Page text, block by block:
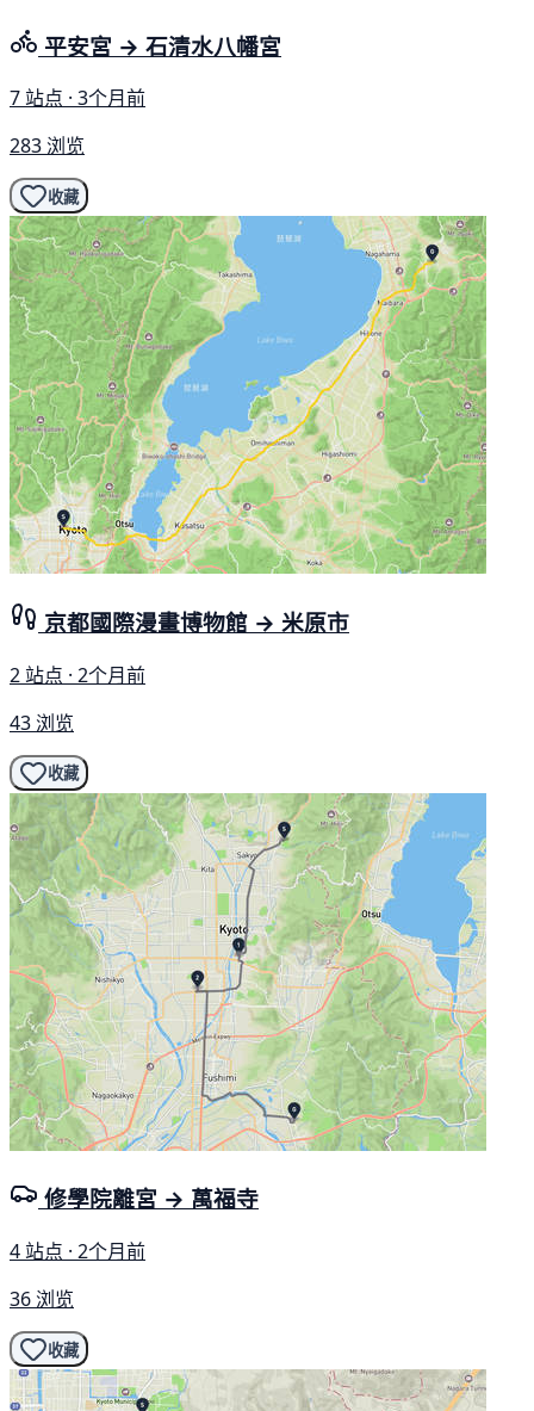
平安宮 → 石清水八幡宮
7 站点 · 3个月前
283 浏览
收藏
京都國際漫畫博物館 → 米原市
2 站点 · 2个月前
43 浏览
收藏
修學院離宮 → 萬福寺
4 站点 · 2个月前
36 浏览
收藏